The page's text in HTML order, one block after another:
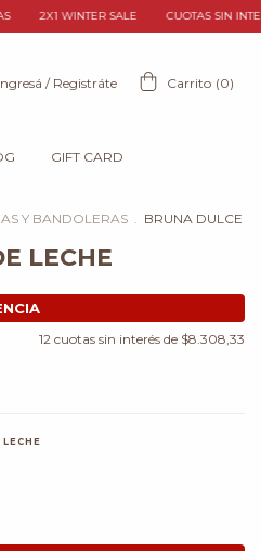
CUOTAS SIN INTERÉS / TRANSFERENCIA / GO
/ Registráte Carrito (0)
GIFT CARD
Y BANDOLERAS . BRUNA DULCE
LECHE
12 cuotas sin interés de $8.308,33